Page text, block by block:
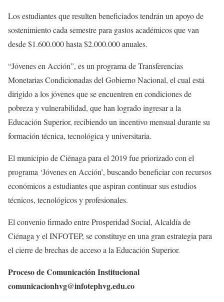
Los estudiantes que resulten beneficiados tendrán un apoyo de
sostenimiento cada semestre para gastos académicos que van
desde $1.600.000 hasta $2.000.000 anuales.
“Jóvenes en Acción”, es un programa de Transferencias
Monetarias Condicionadas del Gobierno Nacional, el cual está
dirigido a los jóvenes que se encuentren en condiciones de
pobreza y vulnerabilidad, que han logrado ingresar a la
Educación Superior, recibiendo un incentivo mensual durante su
formación técnica, tecnológica y universitaria.
El municipio de Ciénaga para el 2019 fue priorizado con el
programa ‘Jóvenes en Acción’, buscando beneficiar con recursos
económicos a estudiantes que aspiran continuar sus estudios
técnicos, tecnológicos y profesionales.
El convenio firmado entre Prosperidad Social, Alcaldía de
Ciénaga y el INFOTEP, se constituye en una gran estrategia para
el cierre de brechas de acceso a la Educación Superior.
Proceso de Comunicación Institucional
comunicacionhvg@infotephvg.edu.co